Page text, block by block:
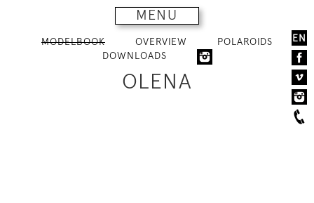
MENU
EN
MODELBOOK OVERVIEW
POLAROIDS
DOWNLOADS
OLENA